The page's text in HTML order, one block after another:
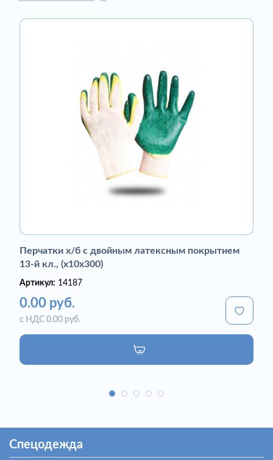
Перчатки х/б с двойным латексным покрытием
13-й кл., (х10х300)
Артикул: 14187
0.00 руб.
с НДС 0.00 руб.
Спецодежда